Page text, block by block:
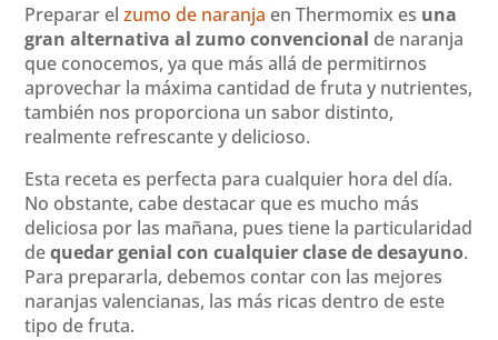
Preparar elzumo de naranja en Thermomix es una
gran alternativa al zumo convencional de naranja
que conocemos, ya que más allá de permitirnos
aprovechar la máxima cantidad de fruta y nutrientes,
también nos proporciona un sabor distinto,
realmente refrescante y delicioso.
Esta receta es perfecta para cualquier hora del día.
No obstante, cabe destacar que es mucho más
deliciosa por las mañana, pues tiene la particularidad
dequedar genial con cualquier clase de desayuno.
Para prepararla, debemos contar con las mejores
naranjas valencianas, las más ricas dentro de este
tipo de fruta.